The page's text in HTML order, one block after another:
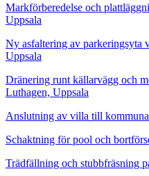
Markförberedelse och
Uppsala
Ny asfaltering av parkeringsyta
Uppsala
Dränering runt källarvägg och
Luthagen, Uppsala
Anslutning av villa till
Schaktning för pool och
Trädfällning och stubbfräsning